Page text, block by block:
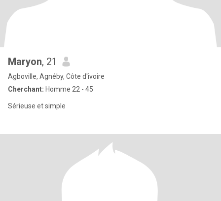
Maryon, 21
Agboville, Agnéby, Côte d'ivoire
Cherchant: Homme 22 - 45
Sérieuse et simple